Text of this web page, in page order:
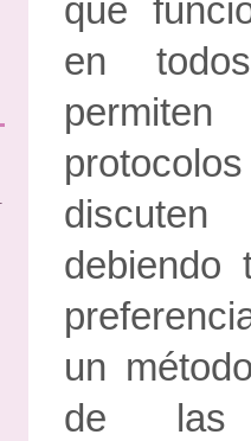
que
en
debiendo
un
de las